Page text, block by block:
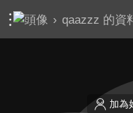
› qaazzz 的資
加為